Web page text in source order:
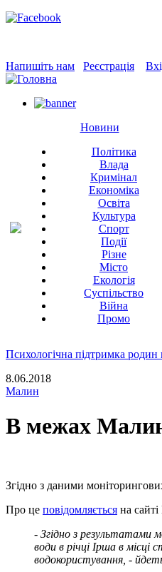
Напишіть нам Реєстрація
Новини
Політика
Влада
Кримінал
Економіка
Освіта
Культура
Спорт
Події
Різне
Місто
Екологія
Суспільство
Війна
Промо
Психологічна підтримка
8.06.2018
Малин
В межах
Згідно з даними
Про це повідомляється на
- Згідно з результатами
води в річці Ірша в місці
водокористування, -